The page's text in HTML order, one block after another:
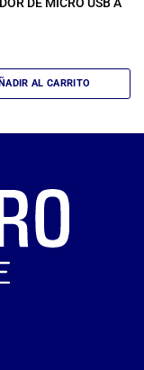
AL CARRITO